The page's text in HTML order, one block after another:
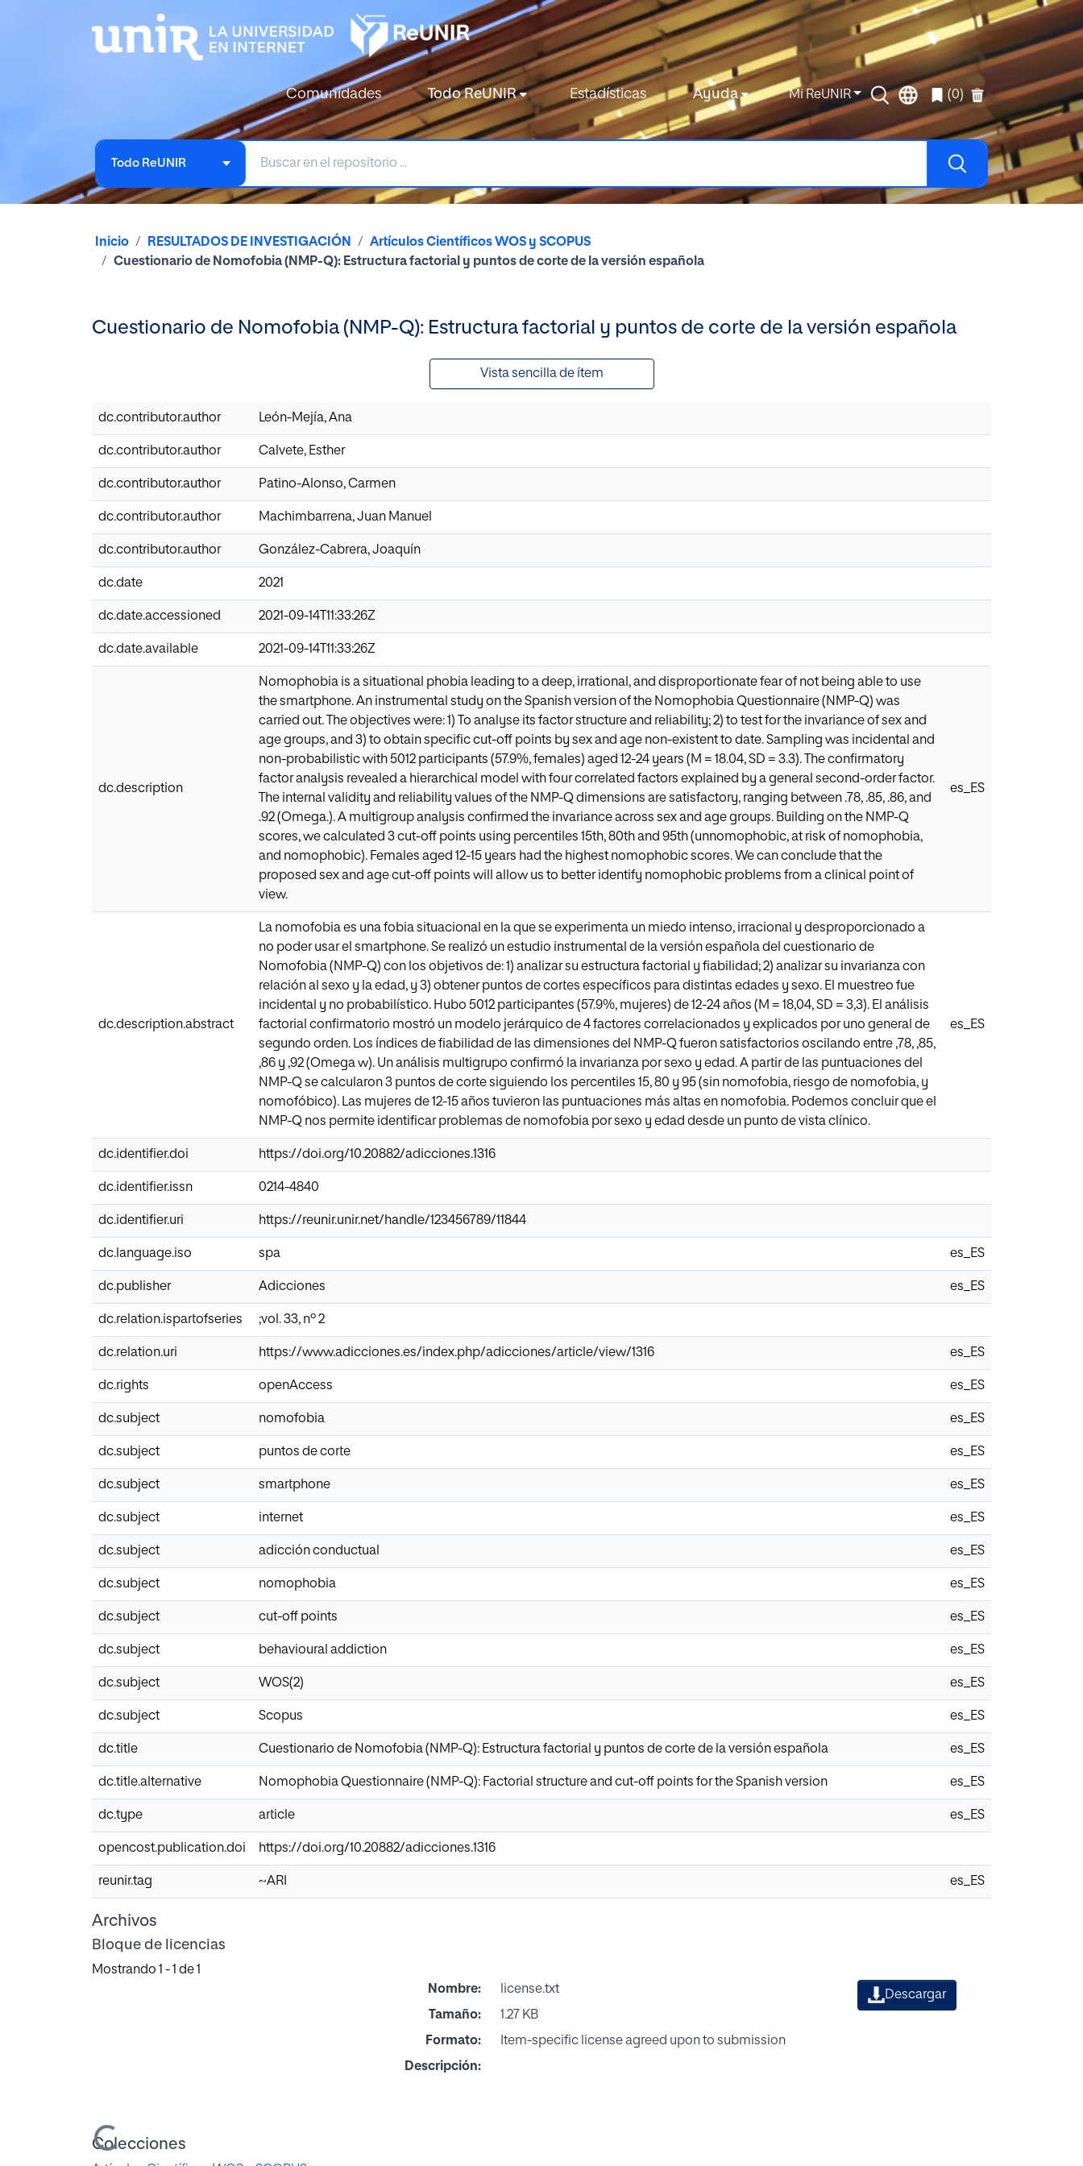
Comunidades Todo ReUNIR Estadísticas Ayuda Mi ReUNIR (0)
Todo ReUNIR
Inicio RESULTADOS DE INVESTIGACIÓN
Artículos Científicos WOS y SCOPUS
Cuestionario de Nomofobia (NMP-Q): Estructura factorial y puntos de corte de la versión española
Cuestionario de Nomofobia (NMP-Q): Estructura factorial y puntos de corte de la versión española
Vista sencilla de ítem
dc.contributor.author León-Mejía, Ana
dc.contributor.author Calvete, Esther
dc.contributor.author Patino-Alonso, Carmen
dc.contributor.author Machimbarrena, Juan Manuel
dc.contributor.author González-Cabrera, Joaquín
dc.date 2021
dc.date.accessioned 2021-09-14T11:33:26Z
dc.date.available 2021-09-14T11:33:26Z
dc.description
Nomophobia is a situational phobia leading to a deep, irrational, and disproportionate fear of not being able to use
the smartphone. An instrumental study on the Spanish version of the Nomophobia Questionnaire (NMP-Q) was
carried out. The objectives were: 1) To analyse its factor structure and reliability; 2) to test for the invariance of sex and
age groups, and 3) to obtain specific cut-off points by sex and age non-existent to date. Sampling was incidental and
non-probabilistic with 5012 participants (57.9%, females) aged 12-24 years (M = 18.04, SD = 3.3). The confirmatory
factor analysis revealed a hierarchical model with four correlated factors explained by a general second-order factor.
The internal validity and reliability values of the NMP-Q dimensions are satisfactory, ranging between .78, .85, .86, and
.92 (Omega.). A multigroup analysis confirmed the invariance across sex and age groups. Building on the NMP-Q
scores, we calculated 3 cut-off points using percentiles 15th, 80th and 95th (unnomophobic, at risk of nomophobia,
and nomophobic). Females aged 12-15 years had the highest nomophobic scores. We can conclude that the
proposed sex and age cut-off points will allow us to better identify nomophobic problems from a clinical point of
view.
es_ES
dc.description.abstract
La nomofobia es una fobia situacional en la que se experimenta un miedo intenso, irracional y desproporcionado a
no poder usar el smartphone. Se realizó un estudio instrumental de la versión española del cuestionario de
Nomofobia (NMP-Q) con los objetivos de: 1) analizar su estructura factorial y fiabilidad; 2) analizar su invarianza con
relación al sexo y la edad, y 3) obtener puntos de cortes específicos para distintas edades y sexo. El muestreo fue
incidental y no probabilístico. Hubo 5012 participantes (57.9%, mujeres) de 12-24 años (M = 18,04, SD = 3,3). El análisis
factorial confirmatorio mostró un modelo jerárquico de 4 factores correlacionados y explicados por uno general de
segundo orden. Los índices de fiabilidad de las dimensiones del NMP-Q fueron satisfactorios oscilando entre ,78, ,85,
,86 y ,92 (Omega w). Un análisis multigrupo confirmó la invarianza por sexo y edad. A partir de las puntuaciones del
NMP-Q se calcularon 3 puntos de corte siguiendo los percentiles 15, 80 y 95 (sin nomofobia, riesgo de nomofobia, y
nomofóbico). Las mujeres de 12-15 años tuvieron las puntuaciones más altas en nomofobia. Podemos concluir que el
NMP-Q nos permite identificar problemas de nomofobia por sexo y edad desde un punto de vista clínico.
es_ES
dc.identifier.doi https://doi.org/10.20882/adicciones.1316
dc.identifier.issn 0214-4840
dc.identifier.uri https://reunir.unir.net/handle/123456789/11844
dc.language.iso spa es_ES
dc.publisher Adicciones es_ES
dc.relation.ispartofseries ;vol. 33, nº 2
dc.relation.uri https://www.adicciones.es/index.php/adicciones/article/view/1316 es_ES
dc.rights openAccess es_ES
dc.subject nomofobia es_ES
dc.subject puntos de corte es_ES
dc.subject smartphone es_ES
dc.subject internet es_ES
dc.subject adicción conductual es_ES
dc.subject nomophobia es_ES
dc.subject cut-off points es_ES
dc.subject behavioural addiction es_ES
dc.subject WOS(2) es_ES
dc.subject Scopus es_ES
dc.title Cuestionario de Nomofobia (NMP-Q): Estructura factorial y puntos de corte de la versión española es_ES
dc.title.alternative Nomophobia Questionnaire (NMP-Q): Factorial structure and cut-off points for the Spanish version es_ES
dc.type article es_ES
opencost.publication.doi https://doi.org/10.20882/adicciones.1316
reunir.tag ~ARI es_ES
Archivos
Bloque de licencias
Mostrando 1 - 1 de 1
Cargando...
Nombre:
license.txt
Tamaño:
1.27 KB
Formato:
Item-specific license agreed upon to submission
Descripción:
Descargar
Colecciones